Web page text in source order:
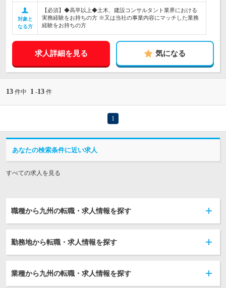
対象と
なる方
【必須】◆高卒以上◆土木、建設コンサルタント業界における
実務経験をお持ちの方 ※又は当社の事業内容にマッチした業務
経験をお持ちの方
求人詳細を見る 気になる
13 件中 1 -13 件
1
あなたの検索条件に近い求人
すべての求人を見る
職種から九州の転職・求人情報を探す
勤務地から転職・求人情報を探す
業種から九州の転職・求人情報を探す